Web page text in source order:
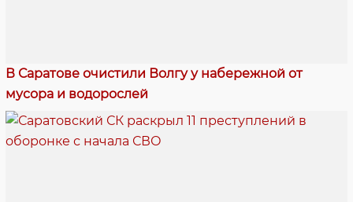
В Саратове очистили Волгу у набережной от
мусора и водорослей